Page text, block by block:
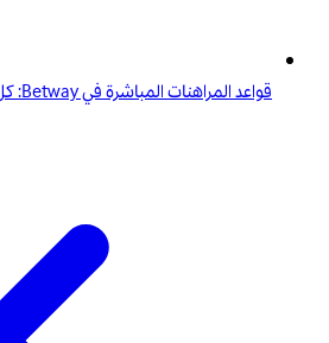
قواعد المراهنات المباشرة في Betway: كل ما تحتاج إلى معرفته